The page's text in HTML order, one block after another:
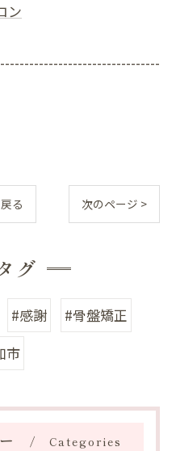
ン
る 次のページ >
グ
#感謝
#骨盤矯正
市
Categories